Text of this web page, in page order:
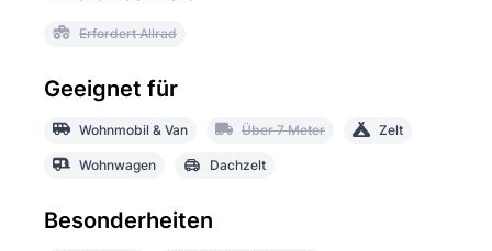
Erfordert Allrad
Geeignet für
Wohnmobil & Van Über 7 Meter Zelt
Wohnwagen Dachzelt
Besonderheiten